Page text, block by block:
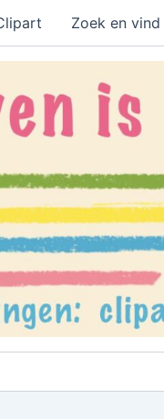
Zoek en vind